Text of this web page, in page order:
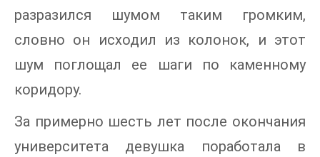
разразился шумом таким громким,
словно он исходил из колонок, и этот
шум поглощал ее шаги по каменному
коридору.
За примерно шесть лет после окончания
университета девушка поработала в